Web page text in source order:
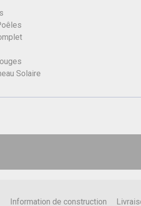
Solaire
Information de construction